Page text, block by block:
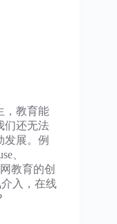
，教育能
们还无法
发展。例
、
教育的创
入，在线